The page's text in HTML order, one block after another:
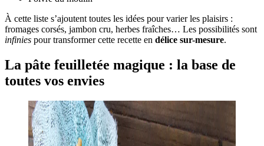
À cette liste s’ajoutent toutes les idées pour varier les plaisirs :
fromages corsés, jambon cru, herbes fraîches… Les possibilités sont
infinies pour transformer cette recette en délice sur-mesure.
La pâte feuilletée magique : la base de
toutes vos envies